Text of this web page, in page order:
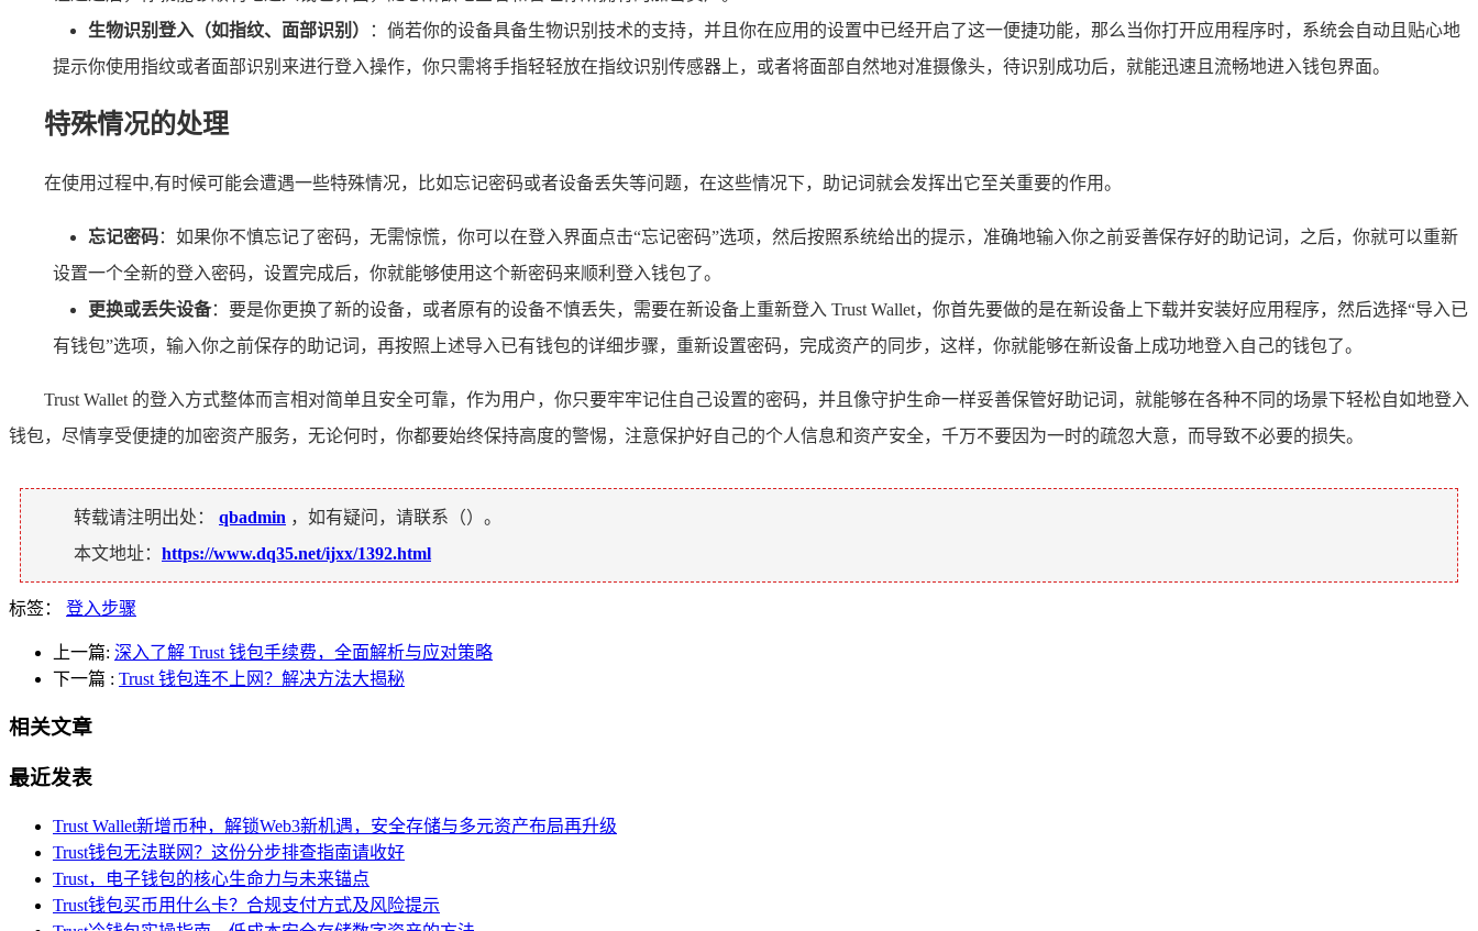
生物识别登入（如指纹、面部识别）
：倘若你的设备具备生物识别技术的支持，并且你在应用的设置中已经开启了这一便捷功能，那么当你打开应用程序时，系统会自动且贴心地
提示你使用指纹或者面部识别来进行登入操作，你只需将手指轻轻放在指纹识别传感器上，或者将面部自然地对准摄像头，待识别成功后，就能迅速且流畅地进入钱包界面。
特殊情况的处理
在使用过程中,有时候可能会遭遇一些特殊情况，比如忘记密码或者设备丢失等问题，在这些情况下，助记词就会发挥出它至关重要的作用。
忘记密码：如果你不慎忘记了密码，无需惊慌，你可以在登入界面点击“忘记密码”选项，然后按照系统给出的提示，准确地输入你之前妥善保存好的助记词，之后，你就可以重新
设置一个全新的登入密码，设置完成后，你就能够使用这个新密码来顺利登入钱包了。
更换或丢失设备：要是你更换了新的设备，或者原有的设备不慎丢失，需要在新设备上重新登入 Trust Wallet，你首先要做的是在新设备上下载并安装好应用程序，然后选择“导入已
有钱包”选项，输入你之前保存的助记词，再按照上述导入已有钱包的详细步骤，重新设置密码，完成资产的同步，这样，你就能够在新设备上成功地登入自己的钱包了。
Trust Wallet 的登入方式整体而言相对简单且安全可靠，作为用户，你只要牢牢记住自己设置的密码，并且像守护生命一样妥善保管好助记词，就能够在各种不同的场景下轻松自如地登入
钱包，尽情享受便捷的加密资产服务，无论何时，你都要始终保持高度的警惕，注意保护好自己的个人信息和资产安全，千万不要因为一时的疏忽大意，而导致不必要的损失。
转载请注明出处： qbadmin ，如有疑问，请联系（）。
本文地址： https://www.dq35.net/ijxx/1392.html
标签： 登入步骤
上一篇: 深入了解 Trust 钱包手续费，全面解析与应对策略
下一篇 : Trust 钱包连不上网？解决方法大揭秘
相关文章
最近发表
Trust Wallet新增币种，解锁Web3新机遇，安全存储与多元资产布局再升级
Trust钱包无法联网？这份分步排查指南请收好
Trust，电子钱包的核心生命力与未来锚点
Trust钱包买币用什么卡？合规支付方式及风险提示